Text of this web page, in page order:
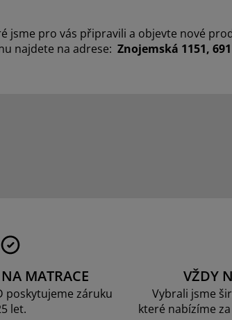
jsme pro vás připravili a objevte nové
najdete na adrese: Znojemská 1151,
MATRACE
poskytujeme záruku
let.
VŽDY
Vybrali jsme
které nabízíme